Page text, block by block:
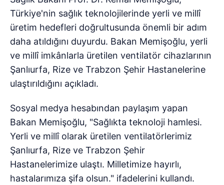
Türkiye'nin sağlık teknolojilerinde yerli ve millî
üretim hedefleri doğrultusunda önemli bir adım
daha atıldığını duyurdu. Bakan Memişoğlu, yerli
ve millî imkânlarla üretilen ventilatör cihazlarının
Şanlıurfa, Rize ve Trabzon Şehir Hastanelerine
ulaştırıldığını açıkladı.
Sosyal medya hesabından paylaşım yapan
Bakan Memişoğlu, "Sağlıkta teknoloji hamlesi.
Yerli ve millî olarak üretilen ventilatörlerimiz
Şanlıurfa, Rize ve Trabzon Şehir
Hastanelerimize ulaştı. Milletimize hayırlı,
hastalarımıza şifa olsun." ifadelerini kullandı.